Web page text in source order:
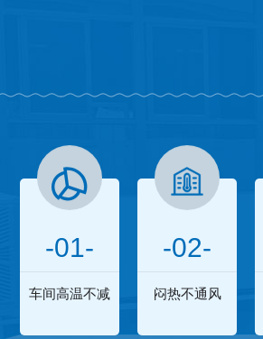
-01-
车间高温不减
-02-
闷热不通风